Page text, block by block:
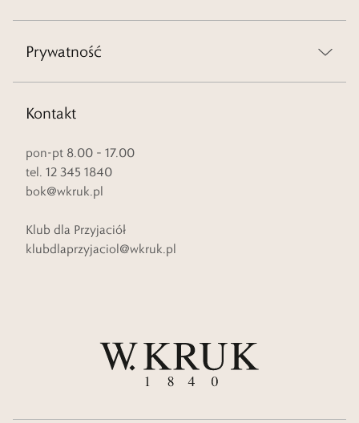
Prywatność
Kontakt
pon-pt 8.00 – 17.00
tel. 12 345 1840
bok@wkruk.pl
Klub dla Przyjaciół
klubdlaprzyjaciol@wkruk.pl